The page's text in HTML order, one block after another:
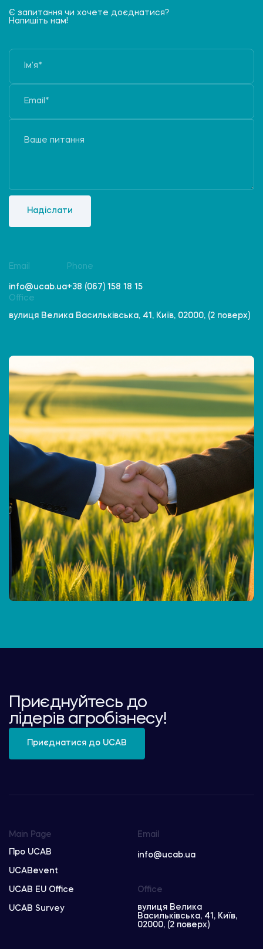
Є запитання чи хочете доєднатися?
Напишіть нам!
Надіслати
Email
info@ucab.ua
Phone
+38 (067) 158 18 15
Office
вулиця Велика Васильківська, 41, Київ, 02000, (2 поверх)
Приєднуйтесь до
лідерів агробізнесу!
Приєднатися до UCAB
Main Page
Про UCAB
UCABevent
UCAB EU Office
UCAB Survey
Email
info@ucab.ua
Office
вулиця Велика
Васильківська, 41, Київ,
02000, (2 поверх)